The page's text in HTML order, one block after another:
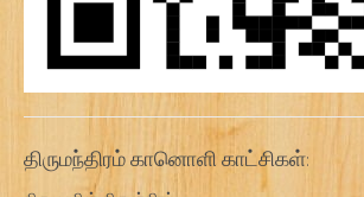
திருமந்திரம் கானொளி காட்சிகள்: